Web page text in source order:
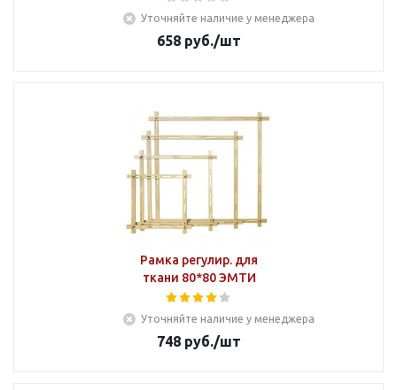
Уточняйте наличие у менеджера
658 руб./шт
Рамка регулир. для
ткани 80*80 ЭМТИ
Уточняйте наличие у менеджера
748 руб./шт